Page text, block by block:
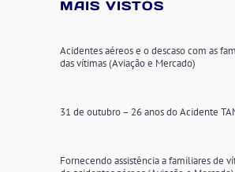
MAIS VISTOS
Acidentes aéreos e o descaso com as
das vítimas (Aviação e Mercado)
31 de outubro – 26 anos do Acidente
Fornecendo assistência a familiares de